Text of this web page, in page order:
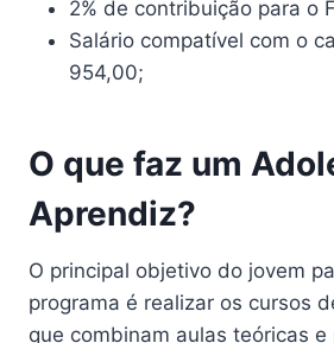
2% de contribuição para o
Salário compatível com o
954,00;
O que faz um
Aprendiz?
O principal objetivo do jovem
programa é realizar os cursos
que combinam aulas teóricas e